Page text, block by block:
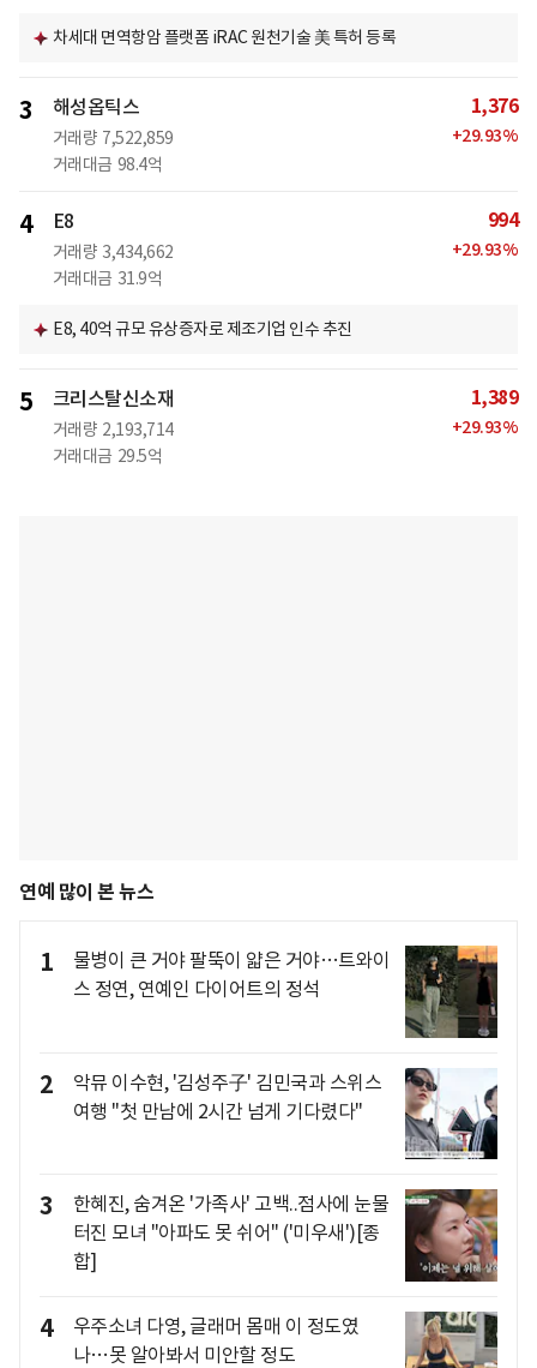
차세대 면역항암 플랫폼 iRAC 원천기술 美 특허 등록
3 해성옵틱스
거래량 7,522,859
거래대금 98.4억
1,376
+29.93%
4 E8
거래량 3,434,662
거래대금 31.9억
994
+29.93%
E8, 40억 규모 유상증자로 제조기업 인수 추진
5 크리스탈신소재
거래량 2,193,714
거래대금 29.5억
1,389
+29.93%
연예 많이 본 뉴스
1
물병이 큰 거야 팔뚝이 얇은 거야…트와이
스 정연, 연예인 다이어트의 정석
2
악뮤 이수현, '김성주子' 김민국과 스위스
여행 "첫 만남에 2시간 넘게 기다렸다"
3
한혜진, 숨겨온 '가족사' 고백..점사에 눈물
터진 모녀 "아파도 못 쉬어" ('미우새')[종
합]
4
우주소녀 다영, 글래머 몸매 이 정도였
나…못 알아봐서 미안할 정도